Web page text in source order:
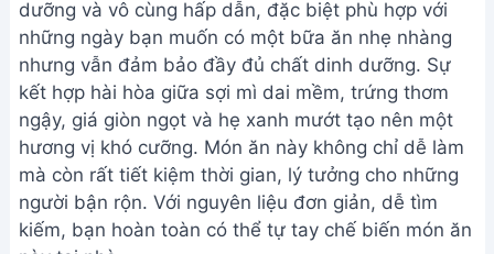
dưỡng và vô cùng hấp dẫn, đặc biệt phù hợp với
những ngày bạn muốn có một bữa ăn nhẹ nhàng
nhưng vẫn đảm bảo đầy đủ chất dinh dưỡng. Sự
kết hợp hài hòa giữa sợi mì dai mềm, trứng thơm
ngậy, giá giòn ngọt và hẹ xanh mướt tạo nên một
hương vị khó cưỡng. Món ăn này không chỉ dễ làm
mà còn rất tiết kiệm thời gian, lý tưởng cho những
người bận rộn. Với nguyên liệu đơn giản, dễ tìm
kiếm, bạn hoàn toàn có thể tự tay chế biến món ăn